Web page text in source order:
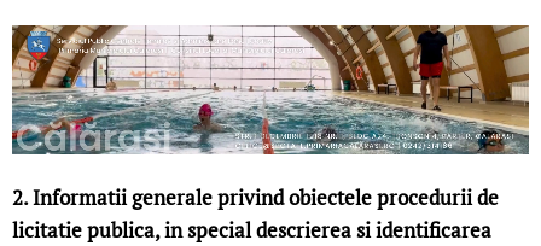
2. Informatii generale privind obiectele procedurii de
licitatie publica, in special descrierea si identificarea